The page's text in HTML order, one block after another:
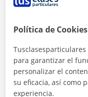
Política de Cookies
para garantizar el
personalizar el
su eficacia, así como
experiencia.